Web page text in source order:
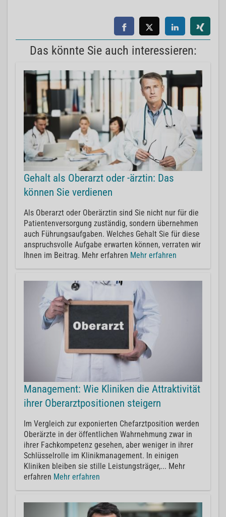
Das könnte Sie auch interessieren:
Gehalt als Oberarzt oder -ärztin: Das
können Sie verdienen
Als Oberarzt oder Oberärztin sind Sie nicht nur für die
Patientenversorgung zuständig, sondern übernehmen
auch Führungsaufgaben. Welches Gehalt Sie für diese
anspruchsvolle Aufgabe erwarten können, verraten wir
Ihnen im Beitrag. Mehr erfahren Mehr erfahren
Management: Wie Kliniken die Attraktivität
ihrer Oberarztpositionen steigern
Im Vergleich zur exponierten Chefarztposition werden
Oberärzte in der öffentlichen Wahrnehmung zwar in
ihrer Fachkompetenz gesehen, aber weniger in ihrer
Schlüsselrolle im Klinikmanagement. In einigen
Kliniken bleiben sie stille Leistungsträger,... Mehr
erfahren Mehr erfahren